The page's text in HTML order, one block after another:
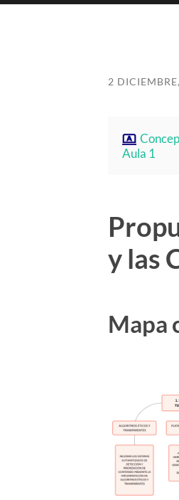
2
Aula 1
y las
Mapa